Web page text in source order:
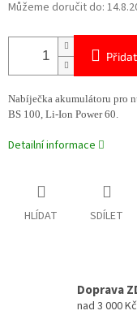
Můžeme doručit do:
Nabíječka akumulátoru pro
BS 100, Li-Ion Power 60.
Detailní informace
HLÍDAT SDÍLET
Doprava
nad 3 000 Kč